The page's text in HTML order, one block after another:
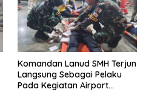
Komandan Lanud SMH Terjun
Langsung Sebagai Pelaku
Pada Kegiatan Airport